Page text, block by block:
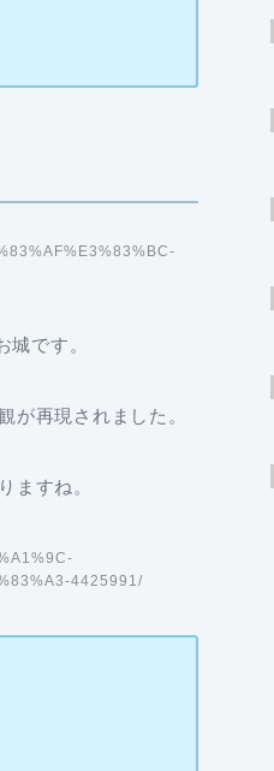
です。
が再現されました。
ますね。
4425991/